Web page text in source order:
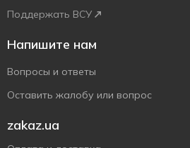
Поддержать ВСУ
Напишите нам
Вопросы и ответы
Оставить жалобу или вопрос
zakaz.ua